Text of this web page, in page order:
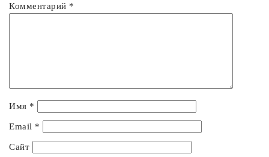
Комментарий *
Имя *
Email *
Сайт